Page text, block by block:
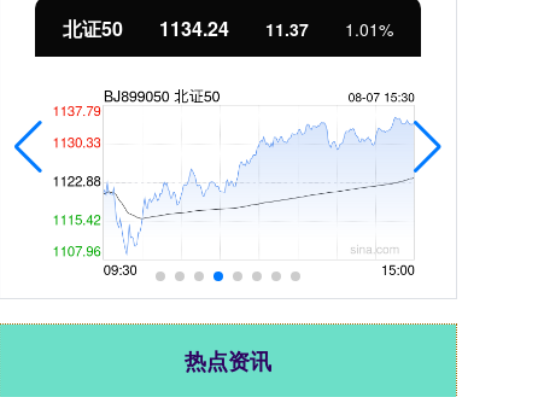
北证50 1134.24 11.37 1.01%
热点资讯